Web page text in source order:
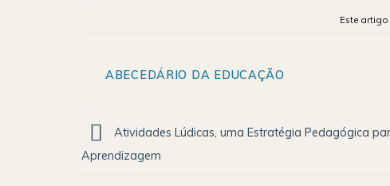
Este
ABECEDÁRIO DA EDUCAÇÃO
Atividades Lúdicas, uma Estratégia Pedagógica
Aprendizagem